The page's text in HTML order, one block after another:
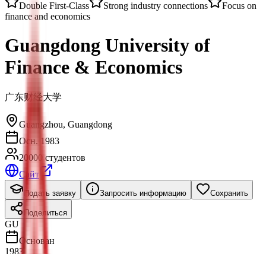
Double First-Class Strong industry connections
Focus on
finance and economics
Guangdong University of
Finance & Economics
广东财经大学
Guangzhou, Guangdong
Осн. 1983
20000 студентов
Сайт
Подать заявку Запросить информацию Сохранить
Поделиться
GU
Основан
1983